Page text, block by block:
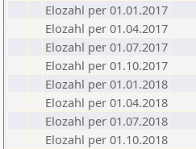
Elozahl per 01.01.2017
Elozahl per 01.04.2017
Elozahl per 01.07.2017
Elozahl per 01.10.2017
Elozahl per 01.01.2018
Elozahl per 01.04.2018
Elozahl per 01.07.2018
Elozahl per 01.10.2018